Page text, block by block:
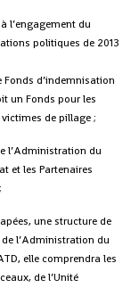
l’engagement du
politiques de 2013
d’indemnisation
un Fonds pour les
de pillage ;
l’Administration du
et les Partenaires
une structure de
l’Administration du
elle comprendra les
de l’Unité